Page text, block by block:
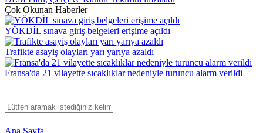
Çok Okunan Haberler
YÖKDİL sınava giriş belgeleri erişime açıldı
Trafikte asayiş olayları yarı yarıya azaldı
Fransa'da 21 vilayette sıcaklıklar nedeniyle turuncu alarm verildi
Ana Sayfa